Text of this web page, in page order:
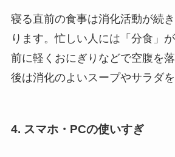
寝る直前の食事は消化活動が続
ります。忙しい人には「分食」
前に軽くおにぎりなどで空腹を
後は消化のよいスープやサラダを
4. スマホ・PCの使いすぎ